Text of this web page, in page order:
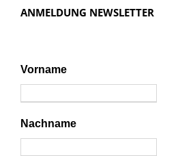
ANMELDUNG NEWSLETTER
Vorname
Nachname